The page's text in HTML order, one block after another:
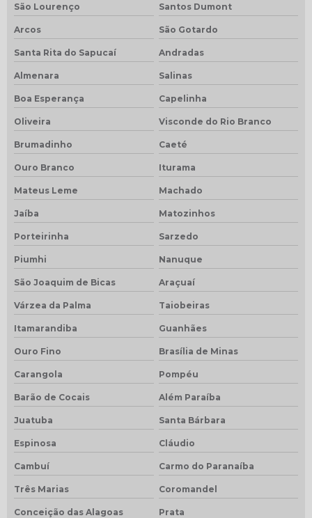
São Lourenço Santos Dumont
Arcos São Gotardo
Santa Rita do Sapucaí Andradas
Almenara Salinas
Boa Esperança Capelinha
Oliveira Visconde do Rio Branco
Brumadinho Caeté
Ouro Branco Iturama
Mateus Leme Machado
Jaíba Matozinhos
Porteirinha Sarzedo
Piumhi Nanuque
São Joaquim de Bicas Araçuaí
Várzea da Palma Taiobeiras
Itamarandiba Guanhães
Ouro Fino Brasília de Minas
Carangola Pompéu
Barão de Cocais Além Paraíba
Juatuba Santa Bárbara
Espinosa Cláudio
Cambuí Carmo do Paranaíba
Três Marias Coromandel
Conceição das Alagoas Prata